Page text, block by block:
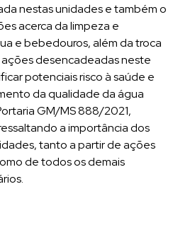
nestas unidades e também o
acerca da limpeza e
e bebedouros, além da troca
desencadeadas neste
potenciais risco à saúde e
da qualidade da água
GM/MS 888/2021,
a importância dos
tanto a partir de ações
de todos os demais